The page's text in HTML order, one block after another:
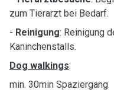
zum Tierarzt bei Bedarf.
- Reinigung: Reinigung
Kaninchenstalls.
Dog walkings:
min. 30min Spaziergang